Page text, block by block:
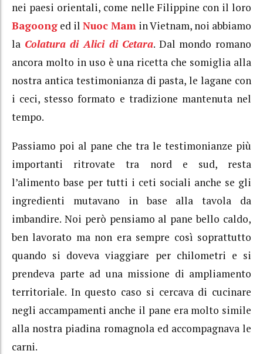
nei paesi orientali, come nelle Filippine con il loro
Bagoong ed il Nuoc Mam in Vietnam, noi abbiamo
la Colatura di Alici di Cetara. Dal mondo romano
ancora molto in uso è una ricetta che somiglia alla
nostra antica testimonianza di pasta, le lagane con
i ceci, stesso formato e tradizione mantenuta nel
tempo.
Passiamo poi al pane che tra le testimonianze più
importanti ritrovate tra nord e sud, resta
l’alimento base per tutti i ceti sociali anche se gli
ingredienti mutavano in base alla tavola da
imbandire. Noi però pensiamo al pane bello caldo,
ben lavorato ma non era sempre così soprattutto
quando si doveva viaggiare per chilometri e si
prendeva parte ad una missione di ampliamento
territoriale. In questo caso si cercava di cucinare
negli accampamenti anche il pane era molto simile
alla nostra piadina romagnola ed accompagnava le
carni.